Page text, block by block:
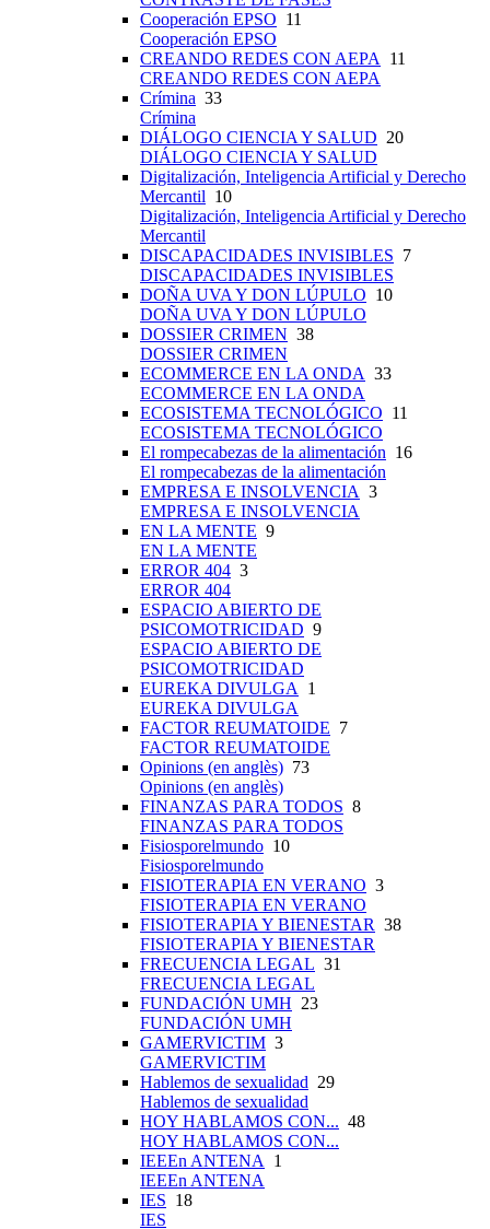
Cooperación EPSO 11
Cooperación EPSO
CREANDO REDES CON AEPA
11
CREANDO REDES CON AEPA
Crímina 33
Crímina
DIÁLOGO CIENCIA Y SALUD 20
DIÁLOGO CIENCIA Y SALUD
Digitalización, Inteligencia Artificial y Derecho
Mercantil 10
Digitalización, Inteligencia Artificial y Derecho
Mercantil
DISCAPACIDADES INVISIBLES 7
DISCAPACIDADES INVISIBLES
DOÑA UVA Y DON LÚPULO 10
DOÑA UVA Y DON LÚPULO
DOSSIER CRIMEN 38
DOSSIER CRIMEN
ECOMMERCE EN LA ONDA 33
ECOMMERCE EN LA ONDA
ECOSISTEMA TECNOLÓGICO 11
ECOSISTEMA TECNOLÓGICO
El rompecabezas de la alimentación 16
El rompecabezas de la alimentación
EMPRESA E INSOLVENCIA 3
EMPRESA E INSOLVENCIA
EN LA MENTE 9
EN LA MENTE
ERROR 404 3
ERROR 404
ESPACIO ABIERTO DE
PSICOMOTRICIDAD 9
ESPACIO ABIERTO DE
PSICOMOTRICIDAD
EUREKA DIVULGA
1
EUREKA DIVULGA
FACTOR REUMATOIDE 7
FACTOR REUMATOIDE
Opinions (en anglès) 73
Opinions (en anglès)
FINANZAS PARA TODOS 8
FINANZAS PARA TODOS
Fisiosporelmundo 10
Fisiosporelmundo
FISIOTERAPIA EN VERANO 3
FISIOTERAPIA EN VERANO
FISIOTERAPIA Y BIENESTAR 38
FISIOTERAPIA Y BIENESTAR
FRECUENCIA LEGAL 31
FRECUENCIA LEGAL
FUNDACIÓN UMH 23
FUNDACIÓN UMH
GAMERVICTIM 3
GAMERVICTIM
Hablemos de sexualidad 29
Hablemos de sexualidad
HOY HABLAMOS CON... 48
HOY HABLAMOS CON...
IEEEn ANTENA
1
IEEEn ANTENA
IES 18
IES